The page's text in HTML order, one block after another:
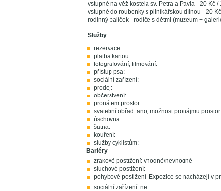
vstupné na věž kostela sv. Petra a Pavla - 20 Kč /
vstupné do roubenky s pilníkářskou dílnou - 20
rodinný balíček - rodiče s dětmi (muzeum +
Služby
rezervace:
platba kartou:
fotografování, filmování:
přístup psa:
sociální zařízení:
prodej:
občerstvení:
pronájem prostor:
svatební obřad: ano, možnost pronájmu
úschovna:
šatna:
kouření:
služby cyklistům:
Bariéry
zrakové postižení: vhodné/nevhodné
sluchové postižení:
pohybové postižení: Expozice se nacházejí v
sociální zařízení: ne